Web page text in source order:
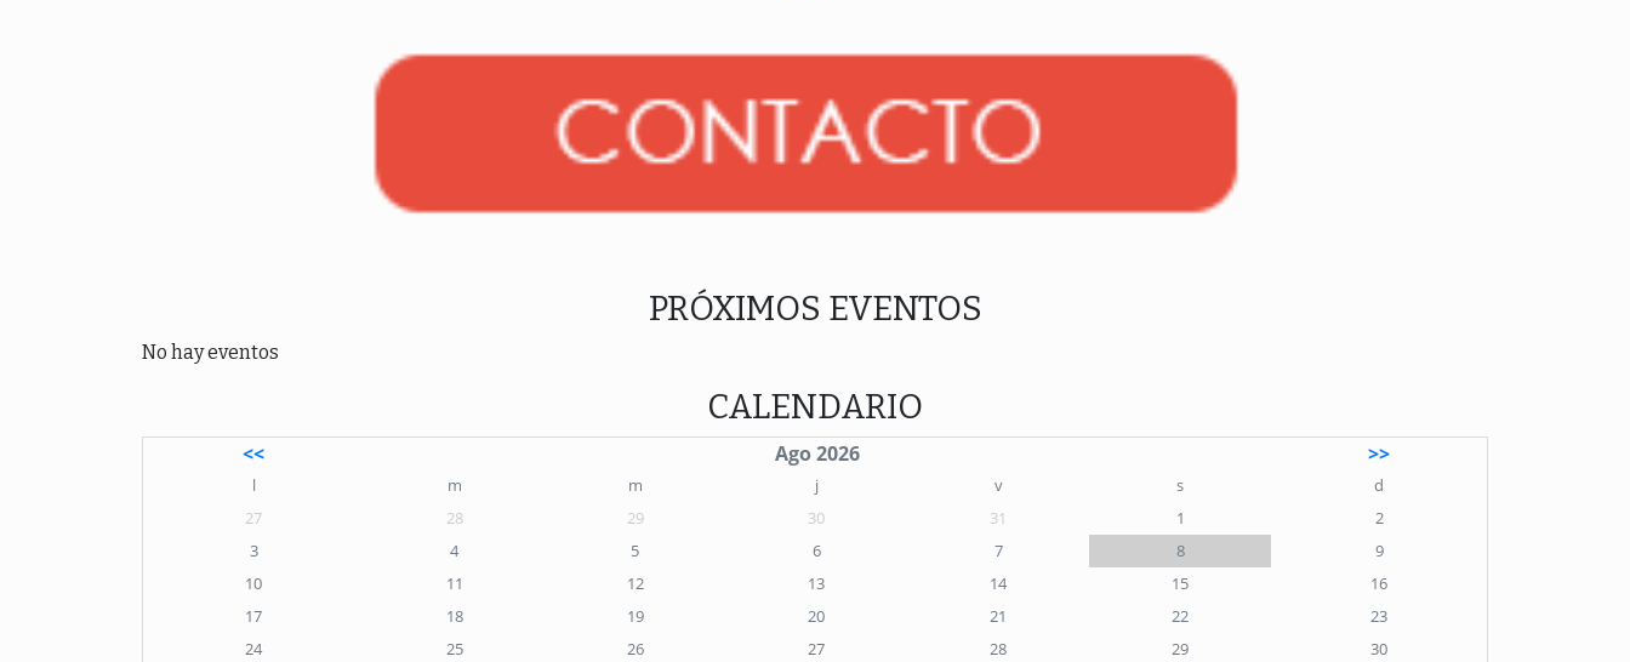
PRÓXIMOS EVENTOS
No hay eventos
CALENDARIO
<< Ago 2026 >>
l m m j v s
d
27
28 29 30 31 1
2
3
4 5 6 7 8
9
10
11 12 13 14 15
16
17
18 19 20 21 22
23
24
25 26 27 28 29 30